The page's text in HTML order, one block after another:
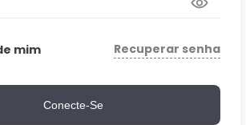
mim Recuperar senha
Conecte-Se